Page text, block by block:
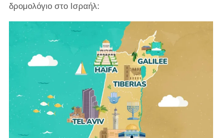
δρομολόγιο στο Ισραήλ: